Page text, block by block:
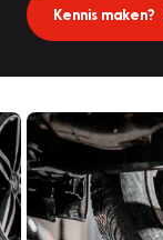
Kennis maken?